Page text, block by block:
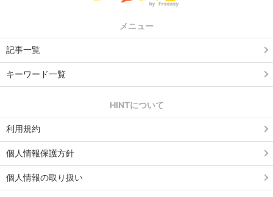
メニュー
記事一覧
キーワード一覧
HINTについて
利用規約
個人情報保護方針
個人情報の取り扱い